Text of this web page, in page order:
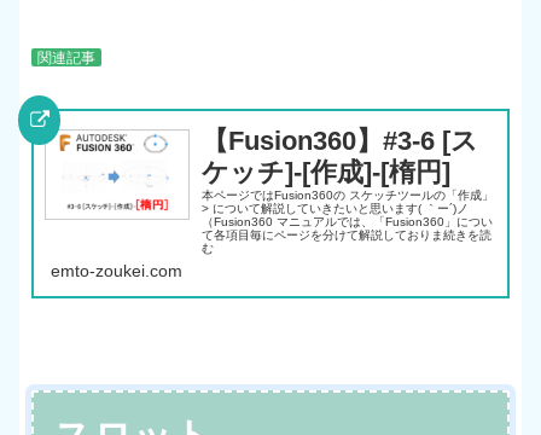
関連記事
【Fusion360】#3-6 [ス
ケッチ]-[作成]-[楕円]
本ページではFusion360の スケッチツールの「作成」
> について解説していきたいと思います( ｀ー´)ノ
（Fusion360 マニュアルでは、「Fusion360」につい
て各項目毎にページを分けて解説しておりま続きを読
む
emto-zoukei.com